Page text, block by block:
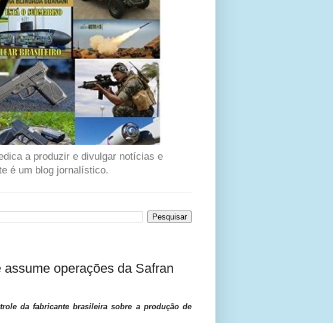
a produzir e divulgar notícias e
é um blog jornalístico.
operações da Safran
da fabricante brasileira sobre a produção de